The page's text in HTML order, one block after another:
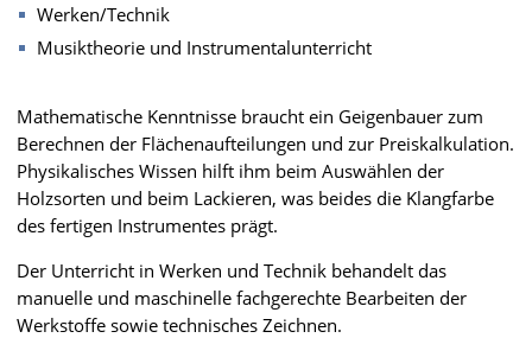
Werken/Technik
Musiktheorie und Instrumentalunterricht
Mathematische Kenntnisse braucht ein Geigenbauer zum
Berechnen der Flächenaufteilungen und zur Preiskalkulation.
Physikalisches Wissen hilft ihm beim Auswählen der
Holzsorten und beim Lackieren, was beides die Klangfarbe
des fertigen Instrumentes prägt.
Der Unterricht in Werken und Technik behandelt das
manuelle und maschinelle fachgerechte Bearbeiten der
Werkstoffe sowie technisches Zeichnen.